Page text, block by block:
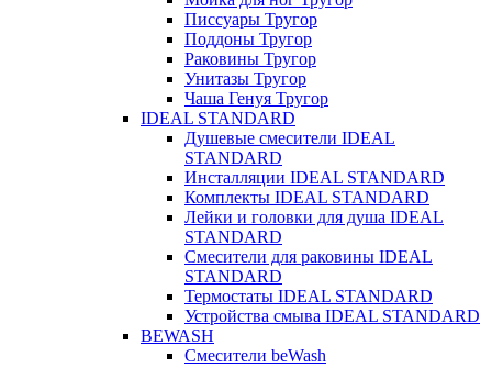
Писсуары Тругор
Поддоны Тругор
Раковины Тругор
Унитазы Тругор
Чаша Генуя Тругор
IDEAL STANDARD
Душевые смесители IDEAL
STANDARD
Инсталляции IDEAL STANDARD
Комплекты IDEAL STANDARD
Лейки и головки для душа IDEAL
STANDARD
Смесители для раковины IDEAL
STANDARD
Термостаты IDEAL STANDARD
Устройства смыва IDEAL STANDARD
BEWASH
Смесители beWash